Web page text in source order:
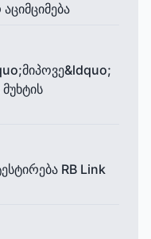
RB Link